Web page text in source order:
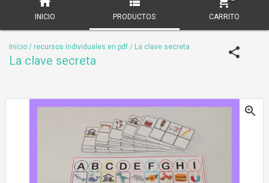
INICIO PRODUCTOS CARRITO
Inicio / recursos individuales en pdf / La clave secreta
La clave secreta